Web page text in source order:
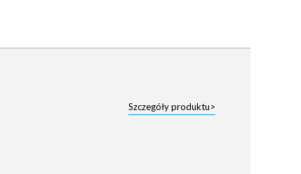
Szczegóły produktu>